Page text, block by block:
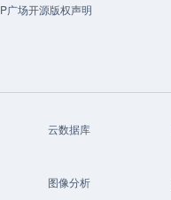
广场开源版权声明
云数据库
图像分析